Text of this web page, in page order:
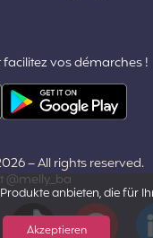
vos démarches !
– All rights reserved.
@melly_ba
Tiktok Pinterest
anbieten, die für
Akzeptieren